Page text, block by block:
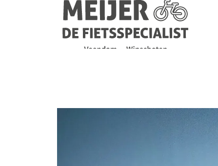
Navigatie
overslaan